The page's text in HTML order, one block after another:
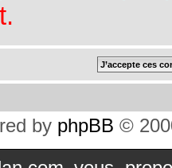
by phpBB ©